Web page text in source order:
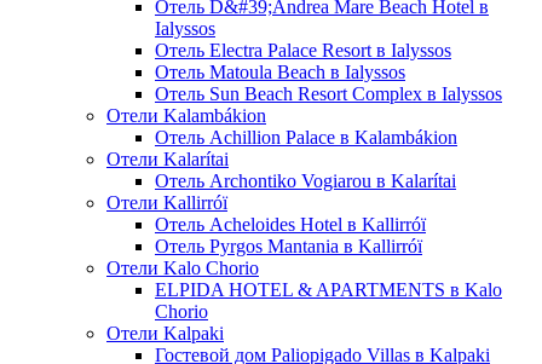
Отель D&#39;Andrea Mare Beach Hotel в
Ialyssos
Отель Electra Palace Resort в Ialyssos
Отель Matoula Beach в Ialyssos
Отель Sun Beach Resort Complex в Ialyssos
Отели Kalambákion
Отель Achillion Palace в Kalambákion
Отели Kalarítai
Отель Archontiko Vogiarou в Kalarítai
Отели Kallirróï
Отель Acheloides Hotel в Kallirróï
Отель Pyrgos Mantania в Kallirróï
Отели Kalo Chorio
ELPIDA HOTEL & APARTMENTS в Kalo
Chorio
Отели Kalpaki
Гостевой дом Paliopigado Villas в Kalpaki